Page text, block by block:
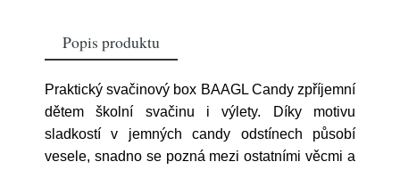
Popis produktu
Praktický svačinový box BAAGL Candy zpříjemní
dětem školní svačinu i výlety. Díky motivu
sladkostí v jemných candy odstínech působí
vesele, snadno se pozná mezi ostatními věcmi a